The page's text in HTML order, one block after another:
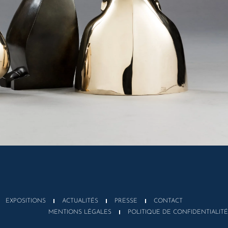
EXPOSITIONS ACTUALITÉS PRESSE
CONTACT
MENTIONS LÉGALES
POLITIQUE DE CONFIDENTIALITÉ